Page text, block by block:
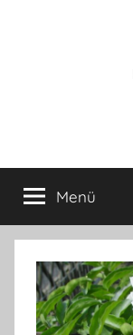
Menü